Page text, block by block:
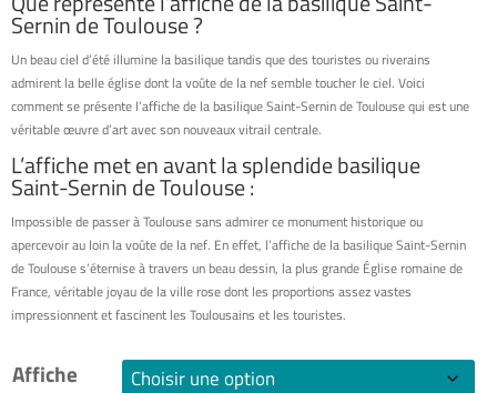
Sernin de Toulouse ?
Un beau ciel d’été illumine la basilique tandis que des touristes ou riverains
admirent la belle église dont la voûte de la nef semble toucher le ciel. Voici
comment se présente l’affiche de la basilique Saint-Sernin de Toulouse qui est une
véritable œuvre d’art avec son nouveaux vitrail centrale.
L’affiche met en avant la splendide basilique
Saint-Sernin de Toulouse :
Impossible de passer à Toulouse sans admirer ce monument historique ou
apercevoir au loin la voûte de la nef. En effet, l’affiche de la basilique Saint-Sernin
de Toulouse s’éternise à travers un beau dessin, la plus grande Église romaine de
France, véritable joyau de la ville rose dont les proportions assez vastes
impressionnent et fascinent les Toulousains et les touristes.
Affiche